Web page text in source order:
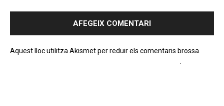
Aquest lloc utilitza Akismet per reduir els comentaris brossa.